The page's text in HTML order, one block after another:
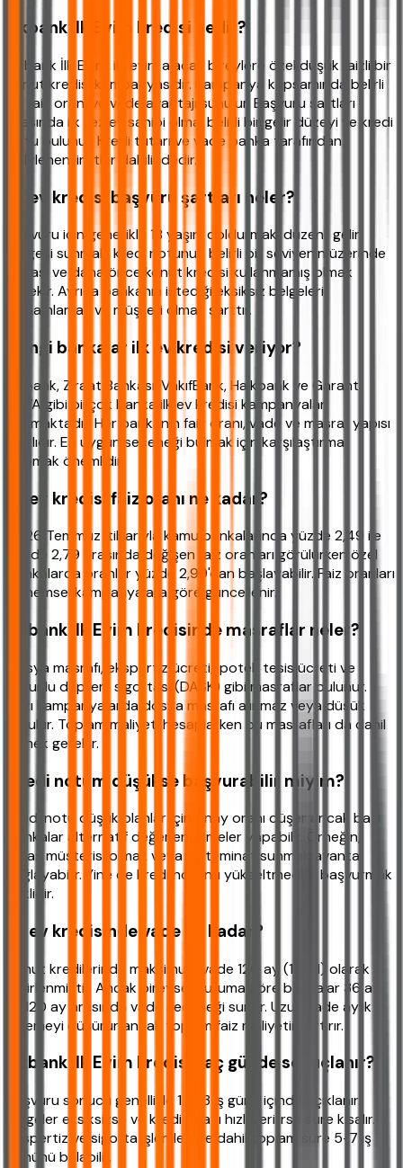
Akbank İlk Evim kredisi nedir?
Akbank İlk Evim, ilk evini alacak bireylere özel düşük faizli bir
konut kredisi kampanyasıdır. Kampanya kapsamında belirli
bir faiz oranı ve vade avantajı sunulur. Başvuru şartları
arasında ilk kez ev sahibi olma, belirli bir gelir düzeyi ve kredi
notu bulunur. Kredi tutarı ve vade banka tarafından
belirlenen limitler dahilindedir.
İlk ev kredisi başvuru şartları neler?
Başvuru için genellikle 18 yaşını doldurmak, düzenli gelir
belgesi sunmak, kredi notunun belirli bir seviyenin üzerinde
olması ve daha önce konut kredisi kullanmamış olmak
gerekir. Ayrıca bankanın istediği eksiksiz belgeleri
tamamlamak ve müşteri olmak şarttır.
Hangi bankalar ilk ev kredisi veriyor?
Akbank, Ziraat Bankası, VakıfBank, Halkbank ve Garanti
BBVA gibi birçok banka ilk ev kredisi kampanyaları
sunmaktadır. Her bankanın faiz oranı, vade ve masraf yapısı
farklıdır. En uygun seçeneği bulmak için karşılaştırma
yapmak önemlidir.
İlk ev kredisi faiz oranı ne kadar?
2026 Temmuz itibarıyla kamu bankalarında yüzde 2,49 ile
yüzde 2,79 arasında değişen faiz oranları görülürken özel
bankalarda oranlar yüzde 2,99'dan başlayabilir. Faiz oranları
dönemsel kampanyalara göre güncellenir.
Akbank İlk Evim kredisinde masraflar neler?
Dosya masrafı, ekspertiz ücreti, ipotek tesis ücreti ve
zorunlu deprem sigortası (DASK) gibi masraflar bulunur.
Bazı kampanyalarda dosya masrafı alınmaz veya düşük
tutulur. Toplam maliyeti hesaplarken bu masrafları da dahil
etmek gerekir.
Kredi notum düşükse başvurabilir miyim?
Kredi notu düşük olanlar için onay oranı düşer ancak bazı
bankalar alternatif değerlendirmeler yapabilir. Örneğin,
maaş müşterisi olmak veya ek teminat sunmak avantaj
sağlayabilir. Yine de kredi notunu yükseltmeden başvurmak
risklidir.
İlk ev kredisinde vade ne kadar?
Konut kredilerinde maksimum vade 120 ay (10 yıl) olarak
belirlenmiştir. Ancak bireysel duruma göre bankalar 36 ay
ile 120 ay arasında vade seçeneği sunar. Uzun vade aylık
ödemeyi düşürür ancak toplam faiz maliyetini artırır.
Akbank İlk Evim kredisi kaç günde sonuçlanır?
Başvuru sonucu genellikle 1 ila 3 iş günü içinde açıklanır.
Belgeler eksiksizse ve kredi onayı hızlı verilirse süre kısalır.
Ekspertiz ve sigorta işlemleri de dahil toplam süre 5-7 iş
gününü bulabilir.